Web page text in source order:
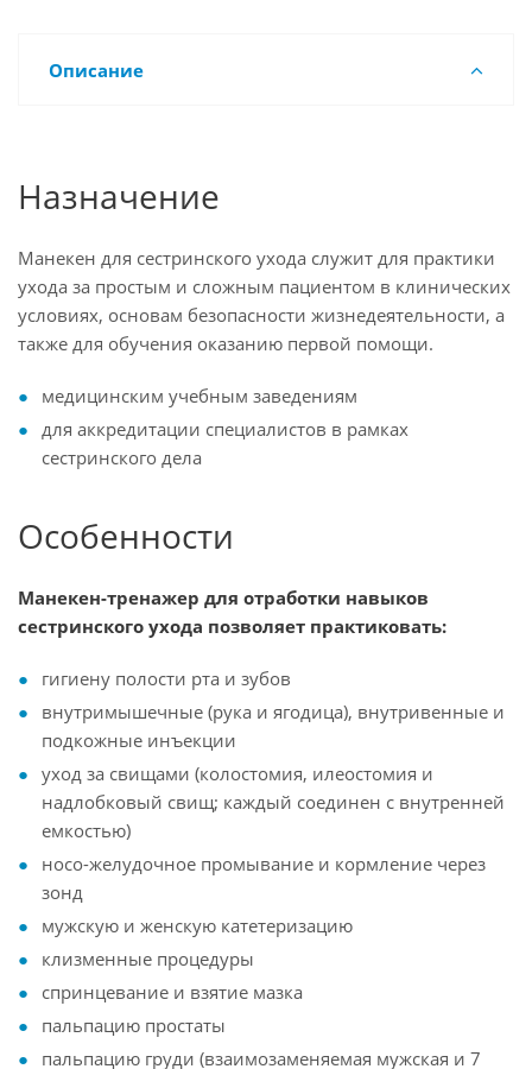
Описание
Назначение
Манекен для сестринского ухода служит для практики
ухода за простым и сложным пациентом в клинических
условиях, основам безопасности жизнедеятельности, а
также для обучения оказанию первой помощи.
медицинским учебным заведениям
для аккредитации специалистов в рамках
сестринского дела
Особенности
Манекен-тренажер для отработки навыков
сестринского ухода позволяет практиковать:
гигиену полости рта и зубов
внутримышечные (рука и ягодица), внутривенные и
подкожные инъекции
уход за свищами (колостомия, илеостомия и
надлобковый свищ; каждый соединен с внутренней
емкостью)
носо-желудочное промывание и кормление через
зонд
мужскую и женскую катетеризацию
клизменные процедуры
спринцевание и взятие мазка
пальпацию простаты
пальпацию груди (взаимозаменяемая мужская и 7